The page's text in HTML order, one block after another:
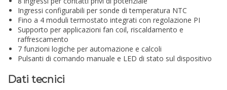
Ingressi configurabili per sonde di temperatura NTC
Fino a 4 moduli termostato integrati con regolazione PI
Supporto per applicazioni fan coil, riscaldamento e
raffrescamento
7 funzioni logiche per automazione e calcoli
Pulsanti di comando manuale e LED di stato sul dispositivo
Dati tecnici